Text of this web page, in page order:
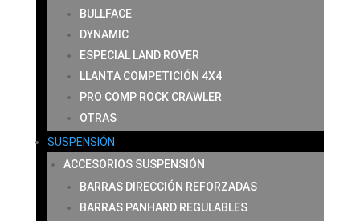
BULLFACE
DYNAMIC
ESPECIAL LAND ROVER
LLANTA COMPETICIÓN 4X4
PRO COMP ROCK CRAWLER
OTRAS
SUSPENSIÓN
ACCESORIOS SUSPENSIÓN
BARRAS DIRECCIÓN REFORZADAS
BARRAS PANHARD REGULABLES